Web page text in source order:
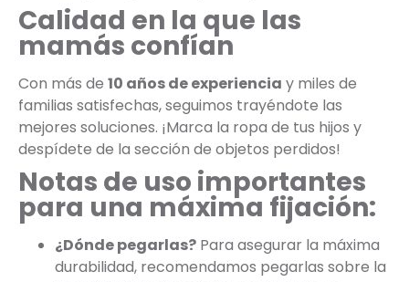
Calidad en la que las
mamás confían
Con más de 10 años de experiencia y miles de
familias satisfechas, seguimos trayéndote las
mejores soluciones. ¡Marca la ropa de tus hijos y
despídete de la sección de objetos perdidos!
Notas de uso importantes
para una máxima fijación:
¿Dónde pegarlas? Para asegurar la máxima
durabilidad, recomendamos pegarlas sobre la